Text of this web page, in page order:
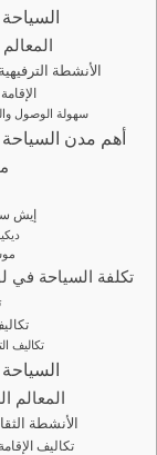
السياحة
الأنشطة
سهولة الوصول
أهم مدن السياحة
إيش
تكلفة السياحة في
تكاليف
السياحة
المعالم
الأنشطة
تكاليف